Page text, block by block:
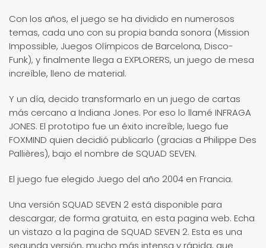
Con los años, el juego se ha dividido en numerosos
temas, cada uno con su propia banda sonora (Mission
Impossible, Juegos Olímpicos de Barcelona, ​​Disco-
Funk), y finalmente llega a EXPLORERS, un juego de mesa
increíble, lleno de material.
Y un día, decido transformarlo en un juego de cartas
más cercano a Indiana Jones. Por eso lo llamé INFRAGA
JONES. El prototipo fue un éxito increíble, luego fue
FOXMIND quien decidió publicarlo (gracias a Philippe Des
Pallières), bajo el nombre de SQUAD SEVEN.
El juego fue elegido Juego del año 2004 en Francia.
Una versión SQUAD SEVEN 2 está disponible para
descargar, de forma gratuita, en esta pagina web. Echa
un vistazo a la pagina de SQUAD SEVEN 2. Esta es una
segunda versión, mucho más intensa y rápida, que